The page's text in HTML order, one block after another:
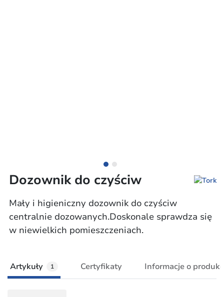
Dozownik do czyściw
Mały i higieniczny dozownik do czyściw
centralnie dozowanych.Doskonale sprawdza się
w niewielkich pomieszczeniach.
Artykuły 1 Certyfikaty Informacje o